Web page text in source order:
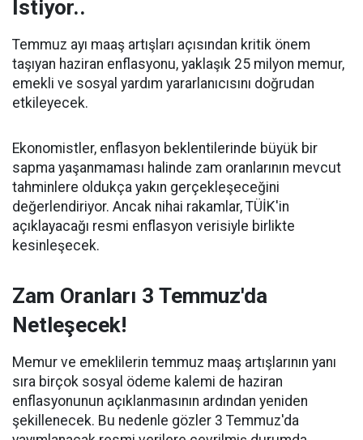
İstiyor..
Temmuz ayı maaş artışları açısından kritik önem
taşıyan haziran enflasyonu, yaklaşık 25 milyon memur,
emekli ve sosyal yardım yararlanıcısını doğrudan
etkileyecek.
Ekonomistler, enflasyon beklentilerinde büyük bir
sapma yaşanmaması halinde zam oranlarının mevcut
tahminlere oldukça yakın gerçekleşeceğini
değerlendiriyor. Ancak nihai rakamlar, TÜİK'in
açıklayacağı resmi enflasyon verisiyle birlikte
kesinleşecek.
Zam Oranları 3 Temmuz'da
Netleşecek!
Memur ve emeklilerin temmuz maaş artışlarının yanı
sıra birçok sosyal ödeme kalemi de haziran
enflasyonunun açıklanmasının ardından yeniden
şekillenecek. Bu nedenle gözler 3 Temmuz'da